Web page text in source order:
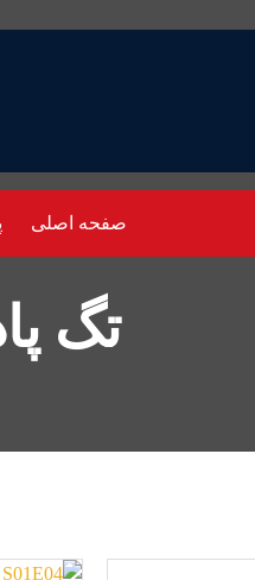
صفحه اصلی
تگ